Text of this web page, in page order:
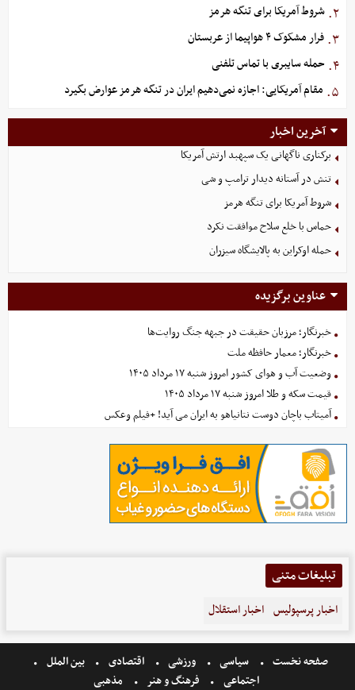
۲. شروط آمریکا برای تنگه هرمز
۳. فرار مشکوک ۴ هواپیما از عربستان
۴. حمله سایبری با تماس تلفنی
۵. مقام آمریکایی: اجازه نمی‌دهیم ایران در تنگه هرمز عوارض بگیرد
آخرین اخبار
برکناری ناگهانی یک سپهبد ارتش آمریکا
تنش در آستانه دیدار ترامپ و شی
شروط آمریکا برای تنگه هرمز
حماس با خلع سلاح موافقت نکرد
حمله اوکراین به پالایشگاه سیزران
عناوین برگزیده
خبرنگار؛ مرزبان حقیقت در جبهه جنگ روایت‌ها
خبرنگار؛ معمار حافظه ملت
وضعیت آب و هوای کشور امروز شنبه ۱۷ مرداد ۱۴۰۵
قیمت سکه و طلا امروز شنبه ۱۷ مرداد ۱۴۰۵
آمیتاب باچان دوست نتانیاهو به ایران می آید! +فیلم وعکس
تبلیغات متنی
اخبار پرسپولیس اخبار استقلال
صفحه نخست سیاسی ورزشی اقتصادی
بین الملل
اجتماعی
فرهنگ و هنر مذهبی